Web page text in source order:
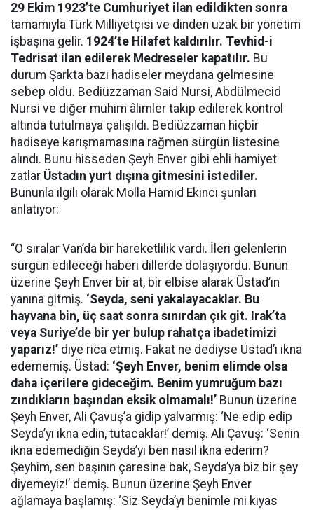
29 Ekim 1923’te Cumhuriyet ilan edildikten sonra
tamamıyla Türk Milliyetçisi ve dinden uzak bir yönetim
işbaşına gelir. 1924’te Hilafet kaldırılır. Tevhid-i
Tedrisat ilan edilerek Medreseler kapatılır. Bu
durum Şarkta bazı hadiseler meydana gelmesine
sebep oldu. Bediüzzaman Said Nursi, Abdülmecid
Nursi ve diğer mühim âlimler takip edilerek kontrol
altında tutulmaya çalışıldı. Bediüzzaman hiçbir
hadiseye karışmamasına rağmen sürgün listesine
alındı. Bunu hisseden Şeyh Enver gibi ehli hamiyet
zatlar Üstadın yurt dışına gitmesini istediler.
Bununla ilgili olarak Molla Hamid Ekinci şunları
anlatıyor:
“O sıralar Van’da bir hareketlilik vardı. İleri gelenlerin
sürgün edileceği haberi dillerde dolaşıyordu. Bunun
üzerine Şeyh Enver bir at, bir elbise alarak Üstad’ın
yanına gitmiş. ‘Seyda, seni yakalayacaklar. Bu
hayvana bin, üç saat sonra sınırdan çık git. Irak’ta
veya Suriye’de bir yer bulup rahatça ibadetimizi
yaparız!’ diye rica etmiş. Fakat ne dediyse Üstad’ı ikna
edememiş. Üstad: ‘Şeyh Enver, benim elimde olsa
daha içerilere gideceğim. Benim yumruğum bazı
zındıkların başından eksik olmamalı!’ Bunun üzerine
Şeyh Enver, Ali Çavuş’a gidip yalvarmış: ‘Ne edip edip
Seyda’yı ikna edin, tutacaklar!’ demiş. Ali Çavuş: ‘Senin
ikna edemediğin Seyda’yı ben nasıl ikna ederim?
Şeyhim, sen başının çaresine bak, Seyda’ya biz bir şey
diyemeyiz!’ demiş. Bunun üzerine Şeyh Enver
ağlamaya başlamış: ‘Siz Seyda’yı benimle mi kıyas